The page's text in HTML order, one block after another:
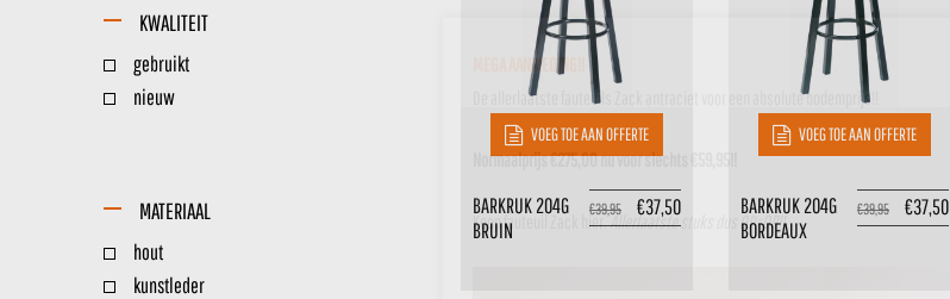
KWALITEIT
gebruikt
nieuw
MATERIAAL
hout
kunstleder
VOEG TOE AAN OFFERTE
€39,95 €37,50
BARKRUK 204G
BRUIN
VOEG TOE AAN OFFERTE
€39,95 €37,50
BARKRUK 204G
BORDEAUX
MEGA AANBIEDING!!
De allerlaatste fauteuils Zack antraciet voor een absolute bodemprijs!!
Normaalprijs €275,00 nu voor slechts €59,95!!
Koop fauteuil Zack hier.Allerlaatste stuks dus OP=OP!!